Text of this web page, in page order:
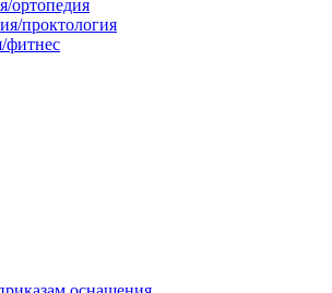
ортопедия
проктология
фитнес